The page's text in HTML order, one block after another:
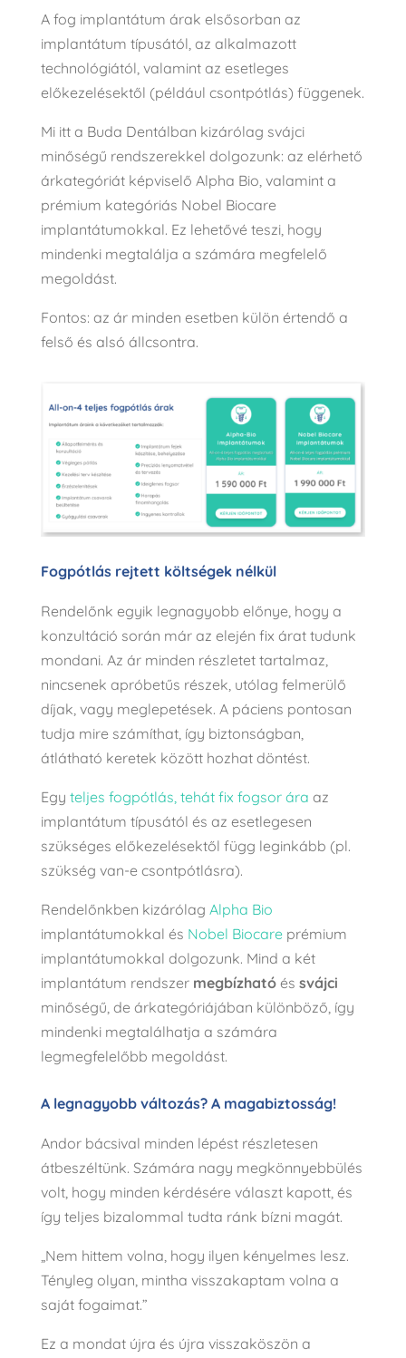
A fog implantátum árak elsősorban az
implantátum típusától, az alkalmazott
technológiától, valamint az esetleges
előkezelésektől (például csontpótlás) függenek.
Mi itt a Buda Dentálban kizárólag svájci
minőségű rendszerekkel dolgozunk: az elérhető
árkategóriát képviselő Alpha Bio, valamint a
prémium kategóriás Nobel Biocare
implantátumokkal. Ez lehetővé teszi, hogy
mindenki megtalálja a számára megfelelő
megoldást.
Fontos: az ár minden esetben külön értendő a
felső és alsó állcsontra.
Fogpótlás rejtett költségek nélkül
Rendelőnk egyik legnagyobb előnye, hogy a
konzultáció során már az elején fix árat tudunk
mondani. Az ár minden részletet tartalmaz,
nincsenek apróbetűs részek, utólag felmerülő
díjak, vagy meglepetések. A páciens pontosan
tudja mire számíthat, így biztonságban,
átlátható keretek között hozhat döntést.
Egy teljes fogpótlás, tehát fix fogsor ára az
implantátum típusától és az esetlegesen
szükséges előkezelésektől függ leginkább (pl.
szükség van-e csontpótlásra).
Rendelőnkben kizárólag Alpha Bio
implantátumokkal és Nobel Biocare prémium
implantátumokkal dolgozunk. Mind a két
implantátum rendszer megbízhatóés svájci
minőségű, de árkategóriájában különböző, így
mindenki megtalálhatja a számára
legmegfelelőbb megoldást.
A legnagyobb változás? A magabiztosság!
Andor bácsival minden lépést részletesen
átbeszéltünk. Számára nagy megkönnyebbülés
volt, hogy minden kérdésére választ kapott, és
így teljes bizalommal tudta ránk bízni magát.
„Nem hittem volna, hogy ilyen kényelmes lesz.
Tényleg olyan, mintha visszakaptam volna a
saját fogaimat.”
Ez a mondat újra és újra visszaköszön a